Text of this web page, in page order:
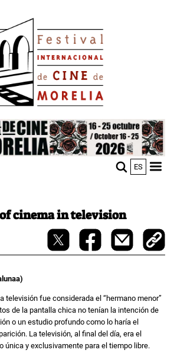
ES
cinema in television
televisión fue considerada el “hermano menor”
de la pantalla chica no tenían la intención de
o un estudio profundo como lo haría el
La televisión, al final del día, era el
única y exclusivamente para el tiempo libre.